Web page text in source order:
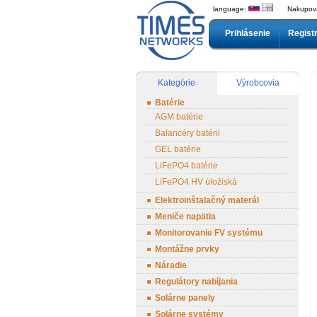
language:
Prihlásenie
Kategórie
Výrobcovia
Batérie
AGM batérie
Balancéry batérii
GEL batérie
LiFePO4 batérie
LiFePO4 HV úložiská
Elektroinštalačný materál
Meniče napätia
Monitorovanie FV systému
Montážne prvky
Náradie
Regulátory nabíjania
Solárne panely
Solárne systémy